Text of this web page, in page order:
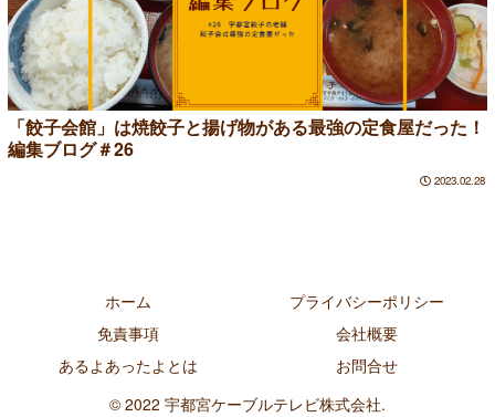
「餃子会館」は焼餃子と揚げ物がある最強の定食屋だった！
編集ブログ＃26
2023.02.28
ホーム
プライバシーポリシー
免責事項
会社概要
あるよあったよとは
お問合せ
© 2022 宇都宮ケーブルテレビ株式会社.